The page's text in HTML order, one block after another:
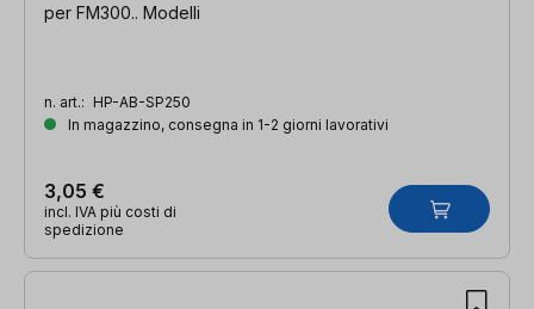
per FM300.. Modelli
n. art.: HP-AB-SP250
In magazzino, consegna in 1-2 giorni lavorativi
3,05 €
incl. IVA più costi di
spedizione